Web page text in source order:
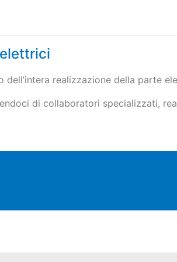
dell’intera realizzazione della parte
di collaboratori specializzati,